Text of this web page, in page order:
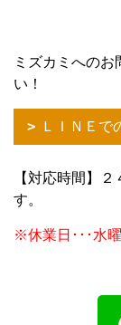
ミズカミへの
い！
ＬＩＮＥで
【対応時間】
す。
※休業日･･･水